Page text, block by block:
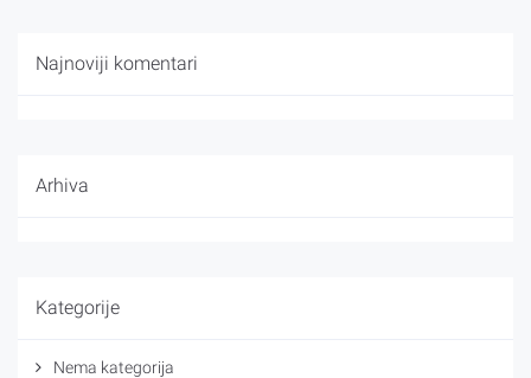
Najnoviji komentari
Arhiva
Kategorije
Nema kategorija